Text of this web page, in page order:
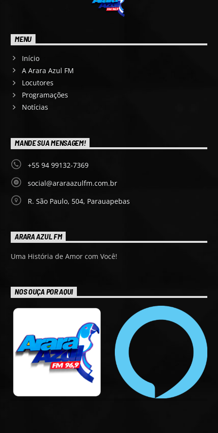
MENU
Início
A Arara Azul FM
Locutores
Programações
Notícias
MANDE SUA MENSAGEM!
+55 94 99132-7369
social@araraazulfm.com.br
R. São Paulo, 504, Parauapebas
ARARA AZUL FM
Uma História de Amor com Você!
NOS OUÇA POR AQUI